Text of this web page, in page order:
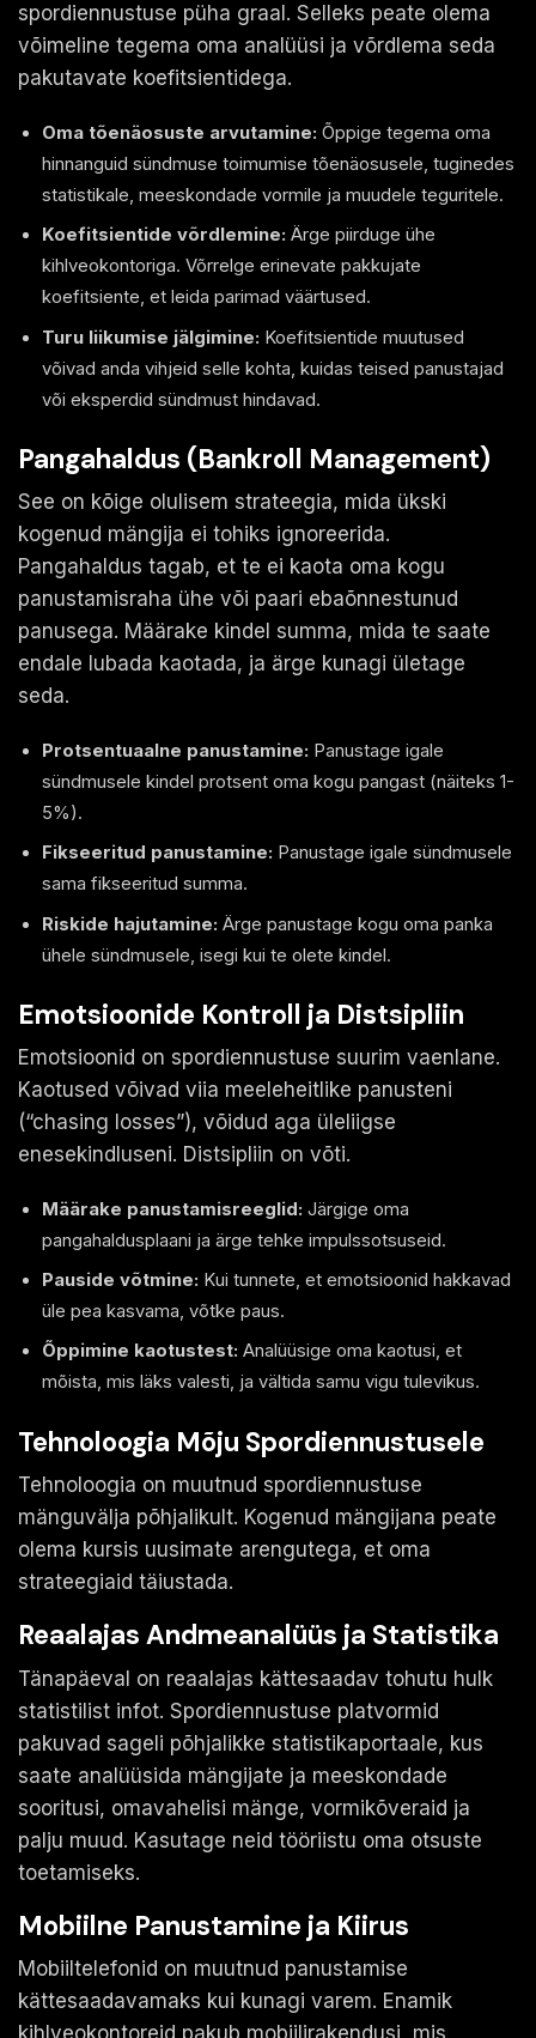
spordiennustuse püha graal. Selleks peate olema
võimeline tegema oma analüüsi ja võrdlema seda
pakutavate koefitsientidega.
Oma tõenäosuste arvutamine: Õppige tegema oma
hinnanguid sündmuse toimumise tõenäosusele, tuginedes
statistikale, meeskondade vormile ja muudele teguritele.
Koefitsientide võrdlemine: Ärge piirduge ühe
kihlveokontoriga. Võrrelge erinevate pakkujate
koefitsiente, et leida parimad väärtused.
Turu liikumise jälgimine: Koefitsientide muutused
võivad anda vihjeid selle kohta, kuidas teised panustajad
või eksperdid sündmust hindavad.
Pangahaldus (Bankroll Management)
See on kõige olulisem strateegia, mida ükski
kogenud mängija ei tohiks ignoreerida.
Pangahaldus tagab, et te ei kaota oma kogu
panustamisraha ühe või paari ebaõnnestunud
panusega. Määrake kindel summa, mida te saate
endale lubada kaotada, ja ärge kunagi ületage
seda.
Protsentuaalne panustamine: Panustage igale
sündmusele kindel protsent oma kogu pangast (näiteks 1-
5%).
Fikseeritud panustamine: Panustage igale sündmusele
sama fikseeritud summa.
Riskide hajutamine: Ärge panustage kogu oma panka
ühele sündmusele, isegi kui te olete kindel.
Emotsioonide Kontroll ja Distsipliin
Emotsioonid on spordiennustuse suurim vaenlane.
Kaotused võivad viia meeleheitlike panusteni
(“chasing losses”), võidud aga üleliigse
enesekindluseni. Distsipliin on võti.
Määrake panustamisreeglid: Järgige oma
pangahaldusplaani ja ärge tehke impulssotsuseid.
Pauside võtmine: Kui tunnete, et emotsioonid hakkavad
üle pea kasvama, võtke paus.
Õppimine kaotustest: Analüüsige oma kaotusi, et
mõista, mis läks valesti, ja vältida samu vigu tulevikus.
Tehnoloogia Mõju Spordiennustusele
Tehnoloogia on muutnud spordiennustuse
mänguvälja põhjalikult. Kogenud mängijana peate
olema kursis uusimate arengutega, et oma
strateegiaid täiustada.
Reaalajas Andmeanalüüs ja Statistika
Tänapäeval on reaalajas kättesaadav tohutu hulk
statistilist infot. Spordiennustuse platvormid
pakuvad sageli põhjalikke statistikaportaale, kus
saate analüüsida mängijate ja meeskondade
sooritusi, omavahelisi mänge, vormikõveraid ja
palju muud. Kasutage neid tööriistu oma otsuste
toetamiseks.
Mobiilne Panustamine ja Kiirus
Mobiiltelefonid on muutnud panustamise
kättesaadavamaks kui kunagi varem. Enamik